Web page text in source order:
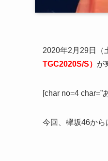
2020年2月29日（
TGC2020S/S） が
[char no=4 char=”
今回、欅坂46から